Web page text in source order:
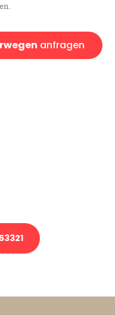
anfragen